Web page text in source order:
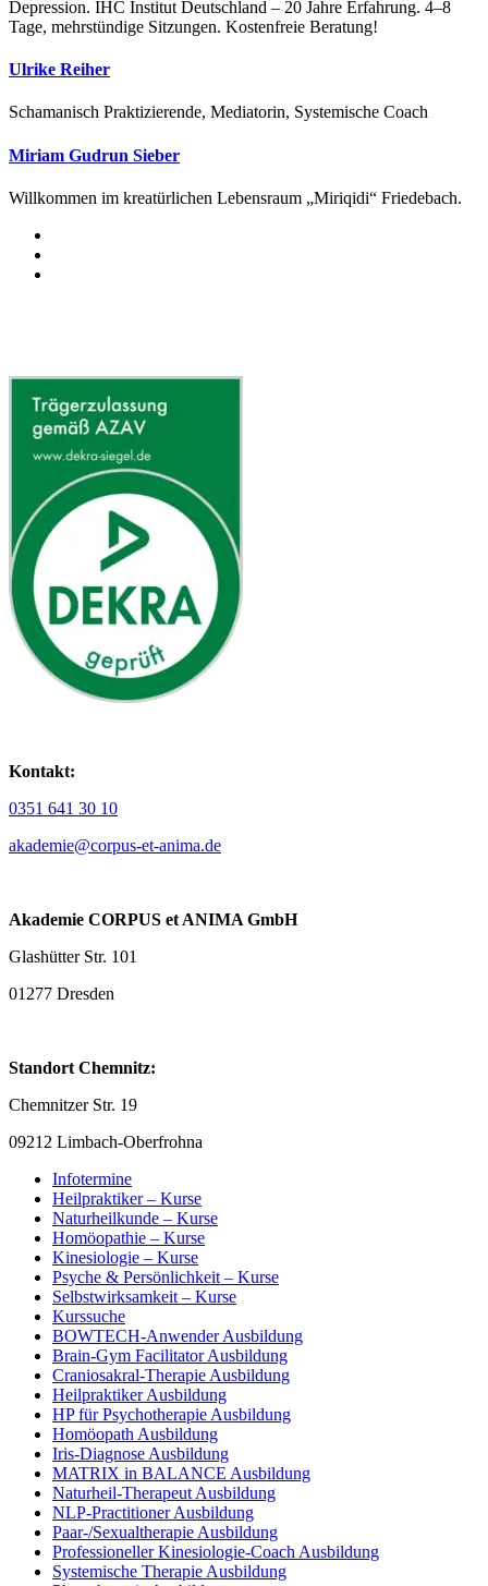
Depression. IHC Institut Deutschland – 20 Jahre Erfahrung. 4–8
Tage, mehrstündige Sitzungen. Kostenfreie Beratung!
Ulrike Reiher
Schamanisch Praktizierende, Mediatorin, Systemische Coach
Miriam Gudrun Sieber
Willkommen im kreatürlichen Lebensraum „Miriqidi“ Friedebach.
Kontakt:
0351 641 30 10
akademie@corpus-et-anima.de
Akademie CORPUS et ANIMA GmbH
Glashütter Str. 101
01277 Dresden
Standort Chemnitz:
Chemnitzer Str. 19
09212 Limbach-Oberfrohna
Infotermine
Heilpraktiker – Kurse
Naturheilkunde – Kurse
Homöopathie – Kurse
Kinesiologie – Kurse
Psyche & Persönlichkeit – Kurse
Selbstwirksamkeit – Kurse
Kurssuche
BOWTECH-Anwender Ausbildung
Brain-Gym Facilitator Ausbildung
Craniosakral-Therapie Ausbildung
Heilpraktiker Ausbildung
HP für Psychotherapie Ausbildung
Homöopath Ausbildung
Iris-Diagnose Ausbildung
MATRIX in BALANCE Ausbildung
Naturheil-Therapeut Ausbildung
NLP-Practitioner Ausbildung
Paar-/Sexualtherapie Ausbildung
Professioneller Kinesiologie-Coach Ausbildung
Systemische Therapie Ausbildung